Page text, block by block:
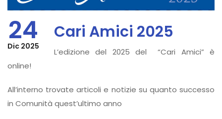
24
Dic 2025
Cari Amici 2025
L’edizione del 2025 del “Cari Amici” è
online!
All’interno trovate articoli e notizie su quanto successo
in Comunità quest’ultimo anno